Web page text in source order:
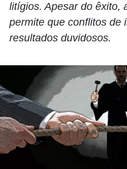
litígios. Apesar do êxito,
permite que conflitos de
resultados duvidosos.